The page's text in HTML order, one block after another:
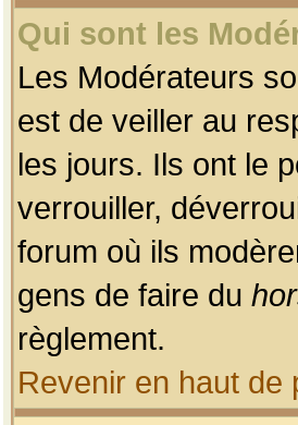
Qui sont les
Les Modérateurs
est de veiller au
les jours. Ils ont le
verrouiller,
forum où ils
gens de faire du
règlement.
Revenir en haut de